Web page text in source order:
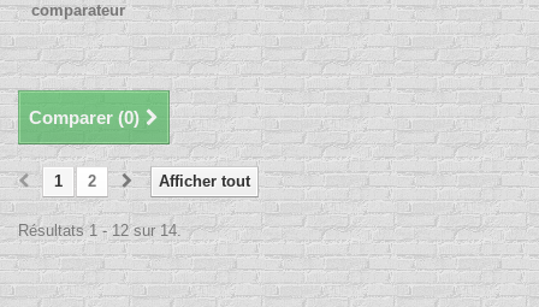
comparateur
Comparer (0)
Afficher tout
1 2
Résultats 1 - 12 sur 14.